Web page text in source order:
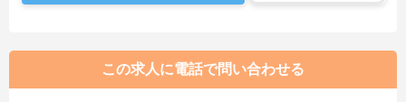
この求人に電話で問い合わせる